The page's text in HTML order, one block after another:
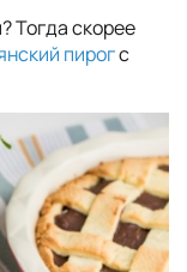
Тогда скорее
пирогс